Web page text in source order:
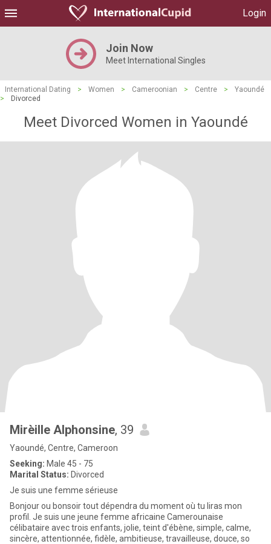
Login
Join Now
Meet International Singles
International Dating > Women > Cameroonian > Centre >
Yaoundé
>
Divorced
Meet Divorced Women in Yaoundé
Mirèille Alphonsine, 39
Yaoundé, Centre, Cameroon
Seeking: Male 45 - 75
Marital Status: Divorced
Je suis une femme sérieuse
Bonjour ou bonsoir tout dépendra du moment où tu liras mon
profil. Je suis une jeune femme africaine Camerounaise
célibataire avec trois enfants, jolie, teint d'ébène, simple, calme,
sincère, attentionnée, fidèle, ambitieuse, travailleuse, douce, so